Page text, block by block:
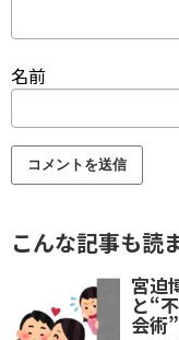
名前
こんな記事も読
宮迫
と“
会術